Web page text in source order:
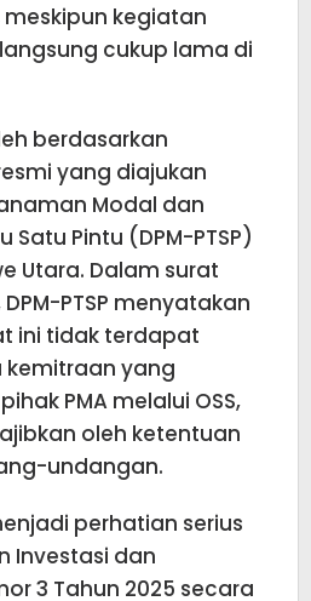
meskipun kegiatan
cukup lama di
berdasarkan
yang diajukan
Modal dan
Satu Pintu (DPM-PTSP)
Utara. Dalam surat
PTSP menyatakan
ini tidak terdapat
yang
PMA melalui OSS,
oleh ketentuan
undangan.
perhatian serius
Investasi dan
3 Tahun 2025 secara